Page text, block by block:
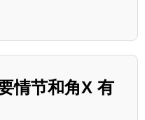
情节和角X 有